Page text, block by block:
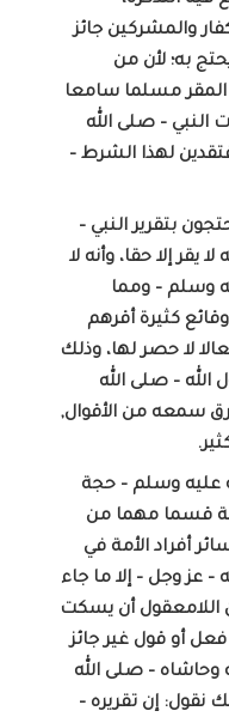
والمشركين جائز
به؛ لأن من
المقر مسلما سامعا
– صلى الله
لهذا الشرط –
بتقرير النبي –
إلا حقا، وأنه لا
وسلم – ومما
كثيرة أقرهم
لا حصر لها، وذلك
– صلى الله
سمعه من الأقوال,
عليه وسلم – حجة
قسما مهما من
أفراد الأمة في
– عز وجل – إلا ما جاء
اللامعقول أن يسكت
أو قول غير جائز
وحاشاه – صلى الله
نقول: إن تقريره –